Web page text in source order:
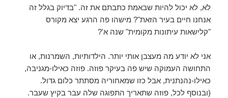
לא, לא יכול להיות שבאמת כתבתם את זה. "בדיוק בגלל זה
אנחנו חיים בעיר הזאת"? מישהו פה הרגע יצא מקורס
"קלישאות עיתונות מקומית" שנה א'?
אני לא יודע מה מעצבן אותי יותר. הילדותיות, השמרנות, או
התחושה העמוקה שיש פה בעיקר פוזה. פוזה כאילו-מגניבה,
כאילו-נהנתנית, אבל כזו שמאחוריה מסתתר כלום גדול.
(ובנוסף לכל, פוזה שתאריך התפוגה שלה עבר בקיץ שעבר.